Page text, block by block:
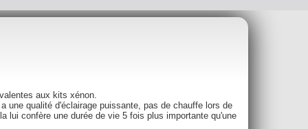
aux kits xénon.
une qualité d'éclairage puissante, pas de chauffe lors de
lui confère une durée de vie 5 fois plus importante qu'une